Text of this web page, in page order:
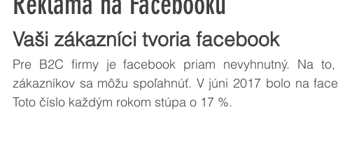
Vaši zákazníci tvoria facebook
Pre B2C firmy je facebook priam nevyhnutný. Na
zákazníkov sa môžu spoľahnúť. V júni 2017 bolo na
Toto číslo každým rokom stúpa o 17 %.